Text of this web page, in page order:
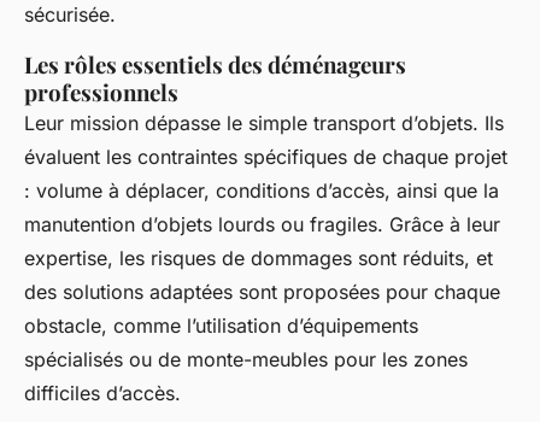
sécurisée.
Les rôles essentiels des déménageurs
professionnels
Leur mission dépasse le simple transport d’objets. Ils
évaluent les contraintes spécifiques de chaque projet
: volume à déplacer, conditions d’accès, ainsi que la
manutention d’objets lourds ou fragiles. Grâce à leur
expertise, les risques de dommages sont réduits, et
des solutions adaptées sont proposées pour chaque
obstacle, comme l’utilisation d’équipements
spécialisés ou de monte-meubles pour les zones
difficiles d’accès.